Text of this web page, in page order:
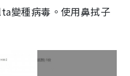
變種病毒。使用鼻拭子